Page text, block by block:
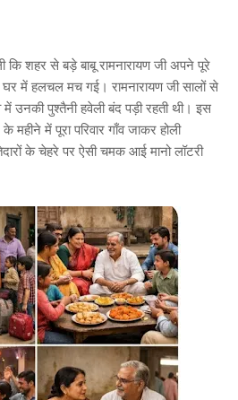
कि शहर से बड़े बाबू रामनारायण जी अपने पूरे
में हलचल मच गई। रामनारायण जी सालों से
उनकी पुश्तैनी हवेली बंद पड़ी रहती थी। इस
महीने में पूरा परिवार गाँव जाकर होली
के चेहरे पर ऐसी चमक आई मानो लॉटरी